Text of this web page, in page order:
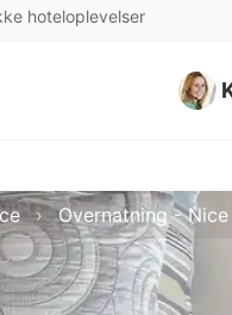
hoteloplevelser
Overnatning - Nice